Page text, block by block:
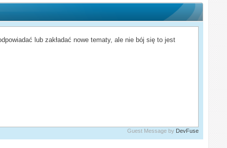
lub zakładać nowe tematy, ale nie bój się to jest
Guest Message by DevFuse